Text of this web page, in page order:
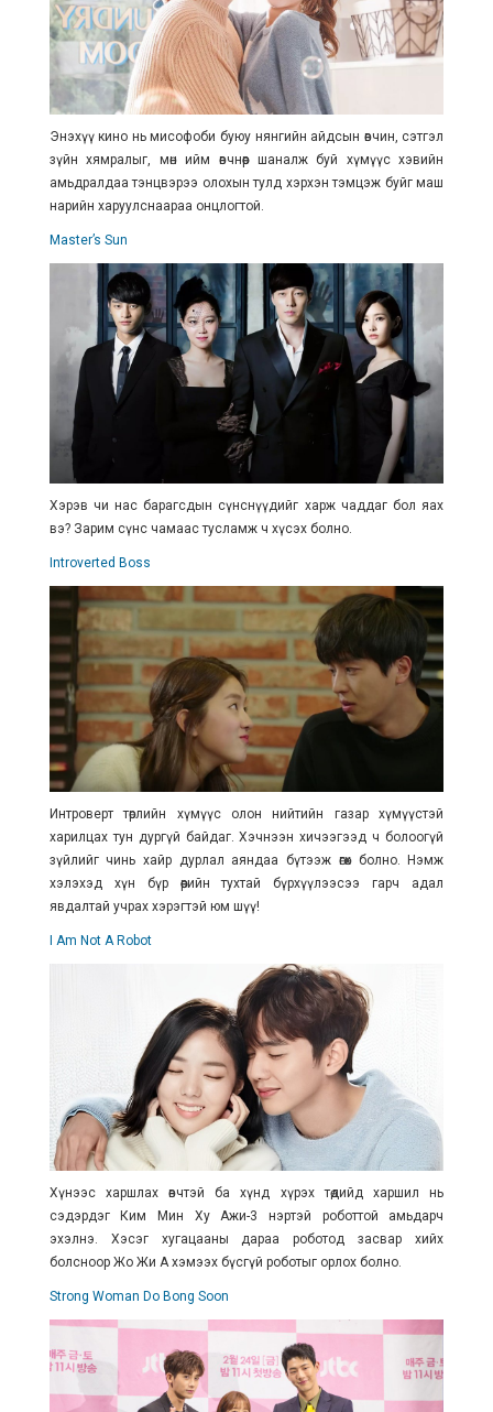
Энэхүү кино нь мисофоби буюу нянгийн айдсын өвчин, сэтгэл
зүйн хямралыг, мөн ийм өвчнөөр шаналж буй хүмүүс хэвийн
амьдралдаа тэнцвэрээ олохын тулд хэрхэн тэмцэж буйг маш
нарийн харуулснаараа онцлогтой.
Master’s Sun
Хэрэв чи нас барагсдын сүнснүүдийг харж чаддаг бол яах
вэ? Зарим сүнс чамаас тусламж ч хүсэх болно.
Introverted Boss
Интроверт төрлийн хүмүүс олон нийтийн газар хүмүүстэй
харилцах тун дургүй байдаг. Хэчнээн хичээгээд ч болоогүй
зүйлийг чинь хайр дурлал аяндаа бүтээж өгөх болно. Нэмж
хэлэхэд хүн бүр өөрийн тухтай бүрхүүлээсээ гарч адал
явдалтай учрах хэрэгтэй юм шүү!
I Am Not A Robot
Хүнээс харшлах өвчтэй ба хүнд хүрэх төдийд харшил нь
сэдэрдэг Ким Мин Ху Ажи-3 нэртэй роботтой амьдарч
эхэлнэ. Хэсэг хугацааны дараа роботод засвар хийх
болсноор Жо Жи А хэмээх бүсгүй роботыг орлох болно.
Strong Woman Do Bong Soon